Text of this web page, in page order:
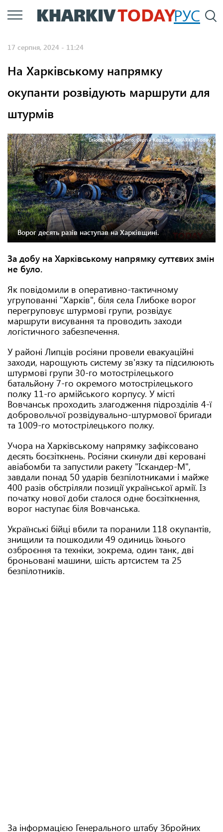
Перейти
до
РУС
17 серпня, 2024 - 11:24
На Харківському напрямку
окупанти розвідують маршрути для
штурмів
Ілюстративне фото: Сергій Козлов / KHARKIV Today
Ворог десять разів наступав на Харківщині.
За добу на Харківському напрямку суттєвих змін
не було.
Як повідомили в оперативно-тактичному
угрупованні "Харків", біля села Глибоке ворог
перегруповує штурмові групи, розвідує
маршрути висування та проводить заходи
логістичного забезпечення.
У районі Липців росіяни провели евакуаційні
заходи, нарощують систему зв'язку та підсилюють
штурмові групи 30-го мотострілецького
батальйону 7-го окремого мотострілецького
полку 11-го армійського корпусу. У місті
Вовчанськ проходить злагодження підрозділів 4-ї
добровольчої розвідувально-штурмової бригади
та 1009-го мотострілецького полку.
Учора на Харківському напрямку зафіксовано
десять боєзіткнень. Росіяни скинули дві керовані
авіабомби та запустили ракету "Іскандер-М",
завдали понад 50 ударів безпілотниками і майже
400 разів обстріляли позиції української армії. Із
початку нової доби сталося одне боєзіткнення,
ворог наступає біля Вовчанська.
Українські бійці вбили та поранили 118 окупантів,
знищили та пошкодили 49 одиниць їхнього
озброєння та техніки, зокрема, один танк, дві
броньовані машини, шість артсистем та 25
безпілотників.
За інформацією Генерального штабу Збройних